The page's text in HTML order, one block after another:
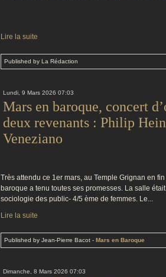
Lire la suite
Published by La Rédaction
Lundi, 9 Mars 2026 07:03
Mars en baroque, concert
deux revenants : Philip
Veneziano
Très attendu ce 1er mars, au Temple Grignan en
baroque a tenu toutes ses promesses. La salle
sociologie des public- 4/5 ème de femmes. Le...
Lire la suite
Published by Jean-Pierre Bacot - Mars en Baroque
Dimanche, 8 Mars 2026 07:03